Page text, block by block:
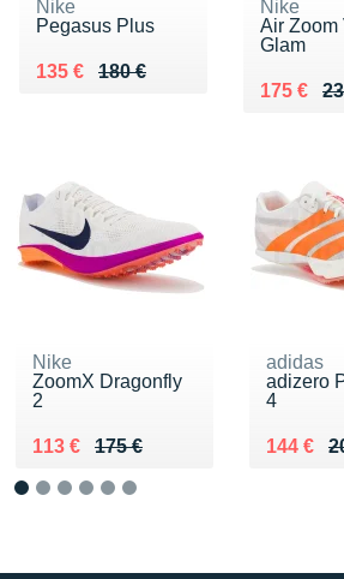
Nike
Pegasus Plus
180 €
Au lieu de 180 €
135 €
Vendu 135 €
Nike
Air Zoom
Glam
Au lieu
175 €
Vendu
Nike
ZoomX Dragonfly
2
175 €
Au lieu de 175 €
113 €
Vendu 113 €
adidas
adizero
4
Au lieu
144 €
Vendu